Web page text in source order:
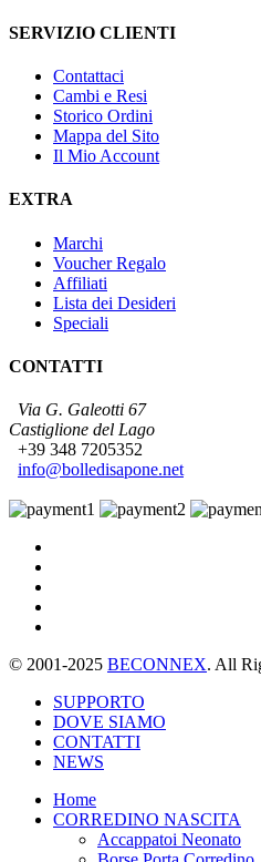
SERVIZIO CLIENTI
Contattaci
Cambi e Resi
Storico Ordini
Mappa del Sito
Il Mio Account
EXTRA
Marchi
Voucher Regalo
Affiliati
Lista dei Desideri
Speciali
CONTATTI
Via G. Galeotti 67
Castiglione del Lago
+39 348 7205352
info@bolledisapone.net
© 2001-2025 BECONNEX. All
SUPPORTO
DOVE SIAMO
CONTATTI
NEWS
Home
CORREDINO NASCITA
Accappatoi Neonato